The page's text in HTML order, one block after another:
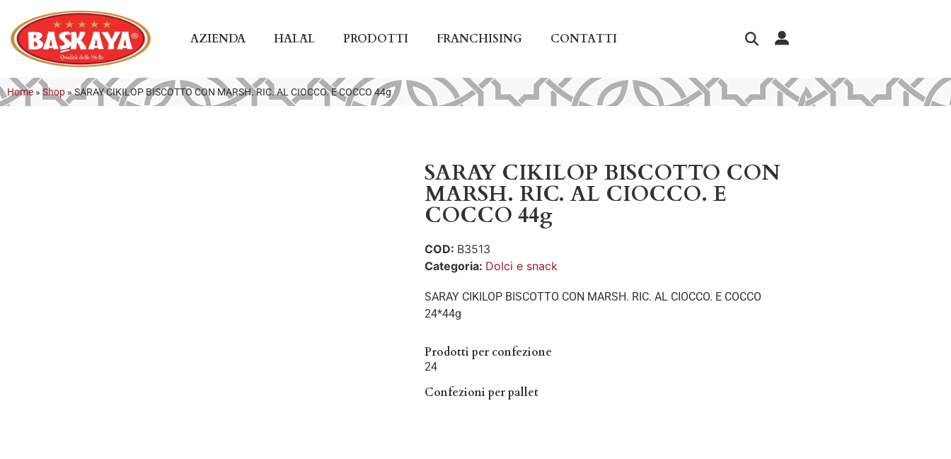
AZIENDA HALĀL PRODOTTI FRANCHISING CONTATTI
Home » Shop »SARAY CIKILOP BISCOTTO CON MARSH. RIC. AL CIOCCO. E COCCO 44g
SARAY CIKILOP BISCOTTO CON
MARSH. RIC. AL CIOCCO. E
COCCO 44g
COD: B3513
Categoria: Dolci e snack
SARAY CIKILOP BISCOTTO CON MARSH. RIC. AL CIOCCO. E COCCO
24*44g
Prodotti per confezione
24
Confezioni per pallet